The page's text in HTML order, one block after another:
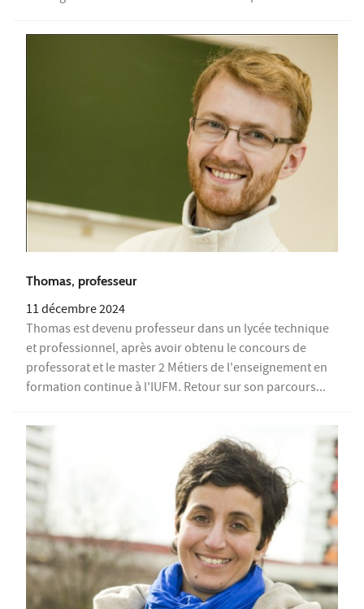
Thomas, professeur
11 décembre 2024
Thomas est devenu professeur dans un lycée technique
et professionnel, après avoir obtenu le concours de
professorat et le master 2 Métiers de l'enseignement en
formation continue à l'IUFM. Retour sur son parcours...